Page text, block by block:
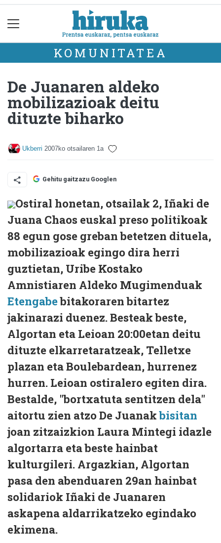
KOMUNITATEA
De Juanaren aldeko
mobilizazioak deitu
dituzte biharko
Ukberri 2007ko otsailaren 1a
Gehitu gaitzazu Googlen
Ostiral honetan, otsailak 2, Iñaki de
Juana Chaos euskal preso politikoak
88 egun gose greban betetzen dituela,
mobilizazioak egingo dira herri
guztietan, Uribe Kostako
Amnistiaren Aldeko Mugimenduak
Etengabebitakoraren bitartez
jakinarazi duenez. Besteak beste,
Algortan eta Leioan 20:00etan deitu
dituzte elkarretaratzeak, Telletxe
plazan eta Boulebardean, hurrenez
hurren. Leioan ostiralero egiten dira.
Bestalde, "bortxatuta sentitzen dela"
aitortu zien atzo De Juanakbisitan
joan zitzaizkion Laura Mintegi idazle
algortarra eta beste hainbat
kulturgileri. Argazkian, Algortan
pasa den abenduaren 29an hainbat
solidariok Iñaki de Juanaren
askapena aldarrikatzeko egindako
ekimena.